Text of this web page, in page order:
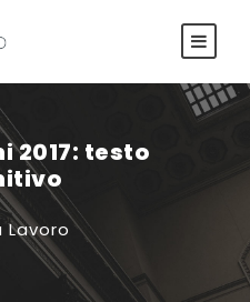
2017: testo
Lavoro